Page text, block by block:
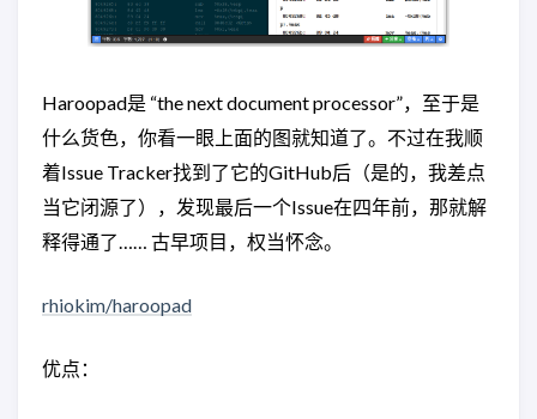
Haroopad是 “the next document processor”，至于是
什么货色，你看一眼上面的图就知道了。不过在我顺
着Issue Tracker找到了它的GitHub后（是的，我差点
当它闭源了），发现最后一个Issue在四年前，那就解
释得通了…… 古早项目，权当怀念。
rhiokim/haroopad
优点：